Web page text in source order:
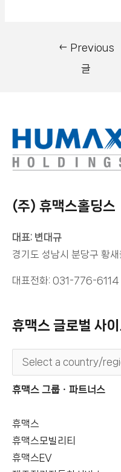
← Previous
글
(주) 휴맥스홀딩스
대표: 변대규
경기도 성남시 분당구 황
대표전화: 031-776-6114
휴맥스 글로벌 사
휴맥스 그룹ㆍ파트너스
휴맥스
휴맥스모빌리티
휴맥스EV